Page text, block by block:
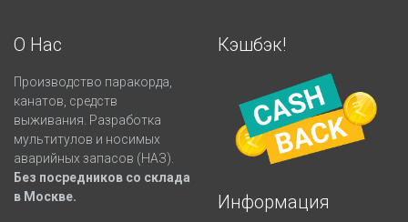
О Нас
Производство паракорда,
канатов, средств
выживания. Разработка
мультитулов и носимых
аварийных запасов (НАЗ).
Без посредников со склада
в Москве.
Кэшбэк!
Информация